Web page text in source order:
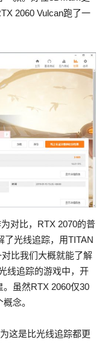
2060 Vulcan跑了一
对比，RTX 2070的普
了光线追踪，用TITAN
比我们大概就能了解
线追踪的游戏中，开
虽然RTX 2060仅30
念。
这是比光线追踪都更